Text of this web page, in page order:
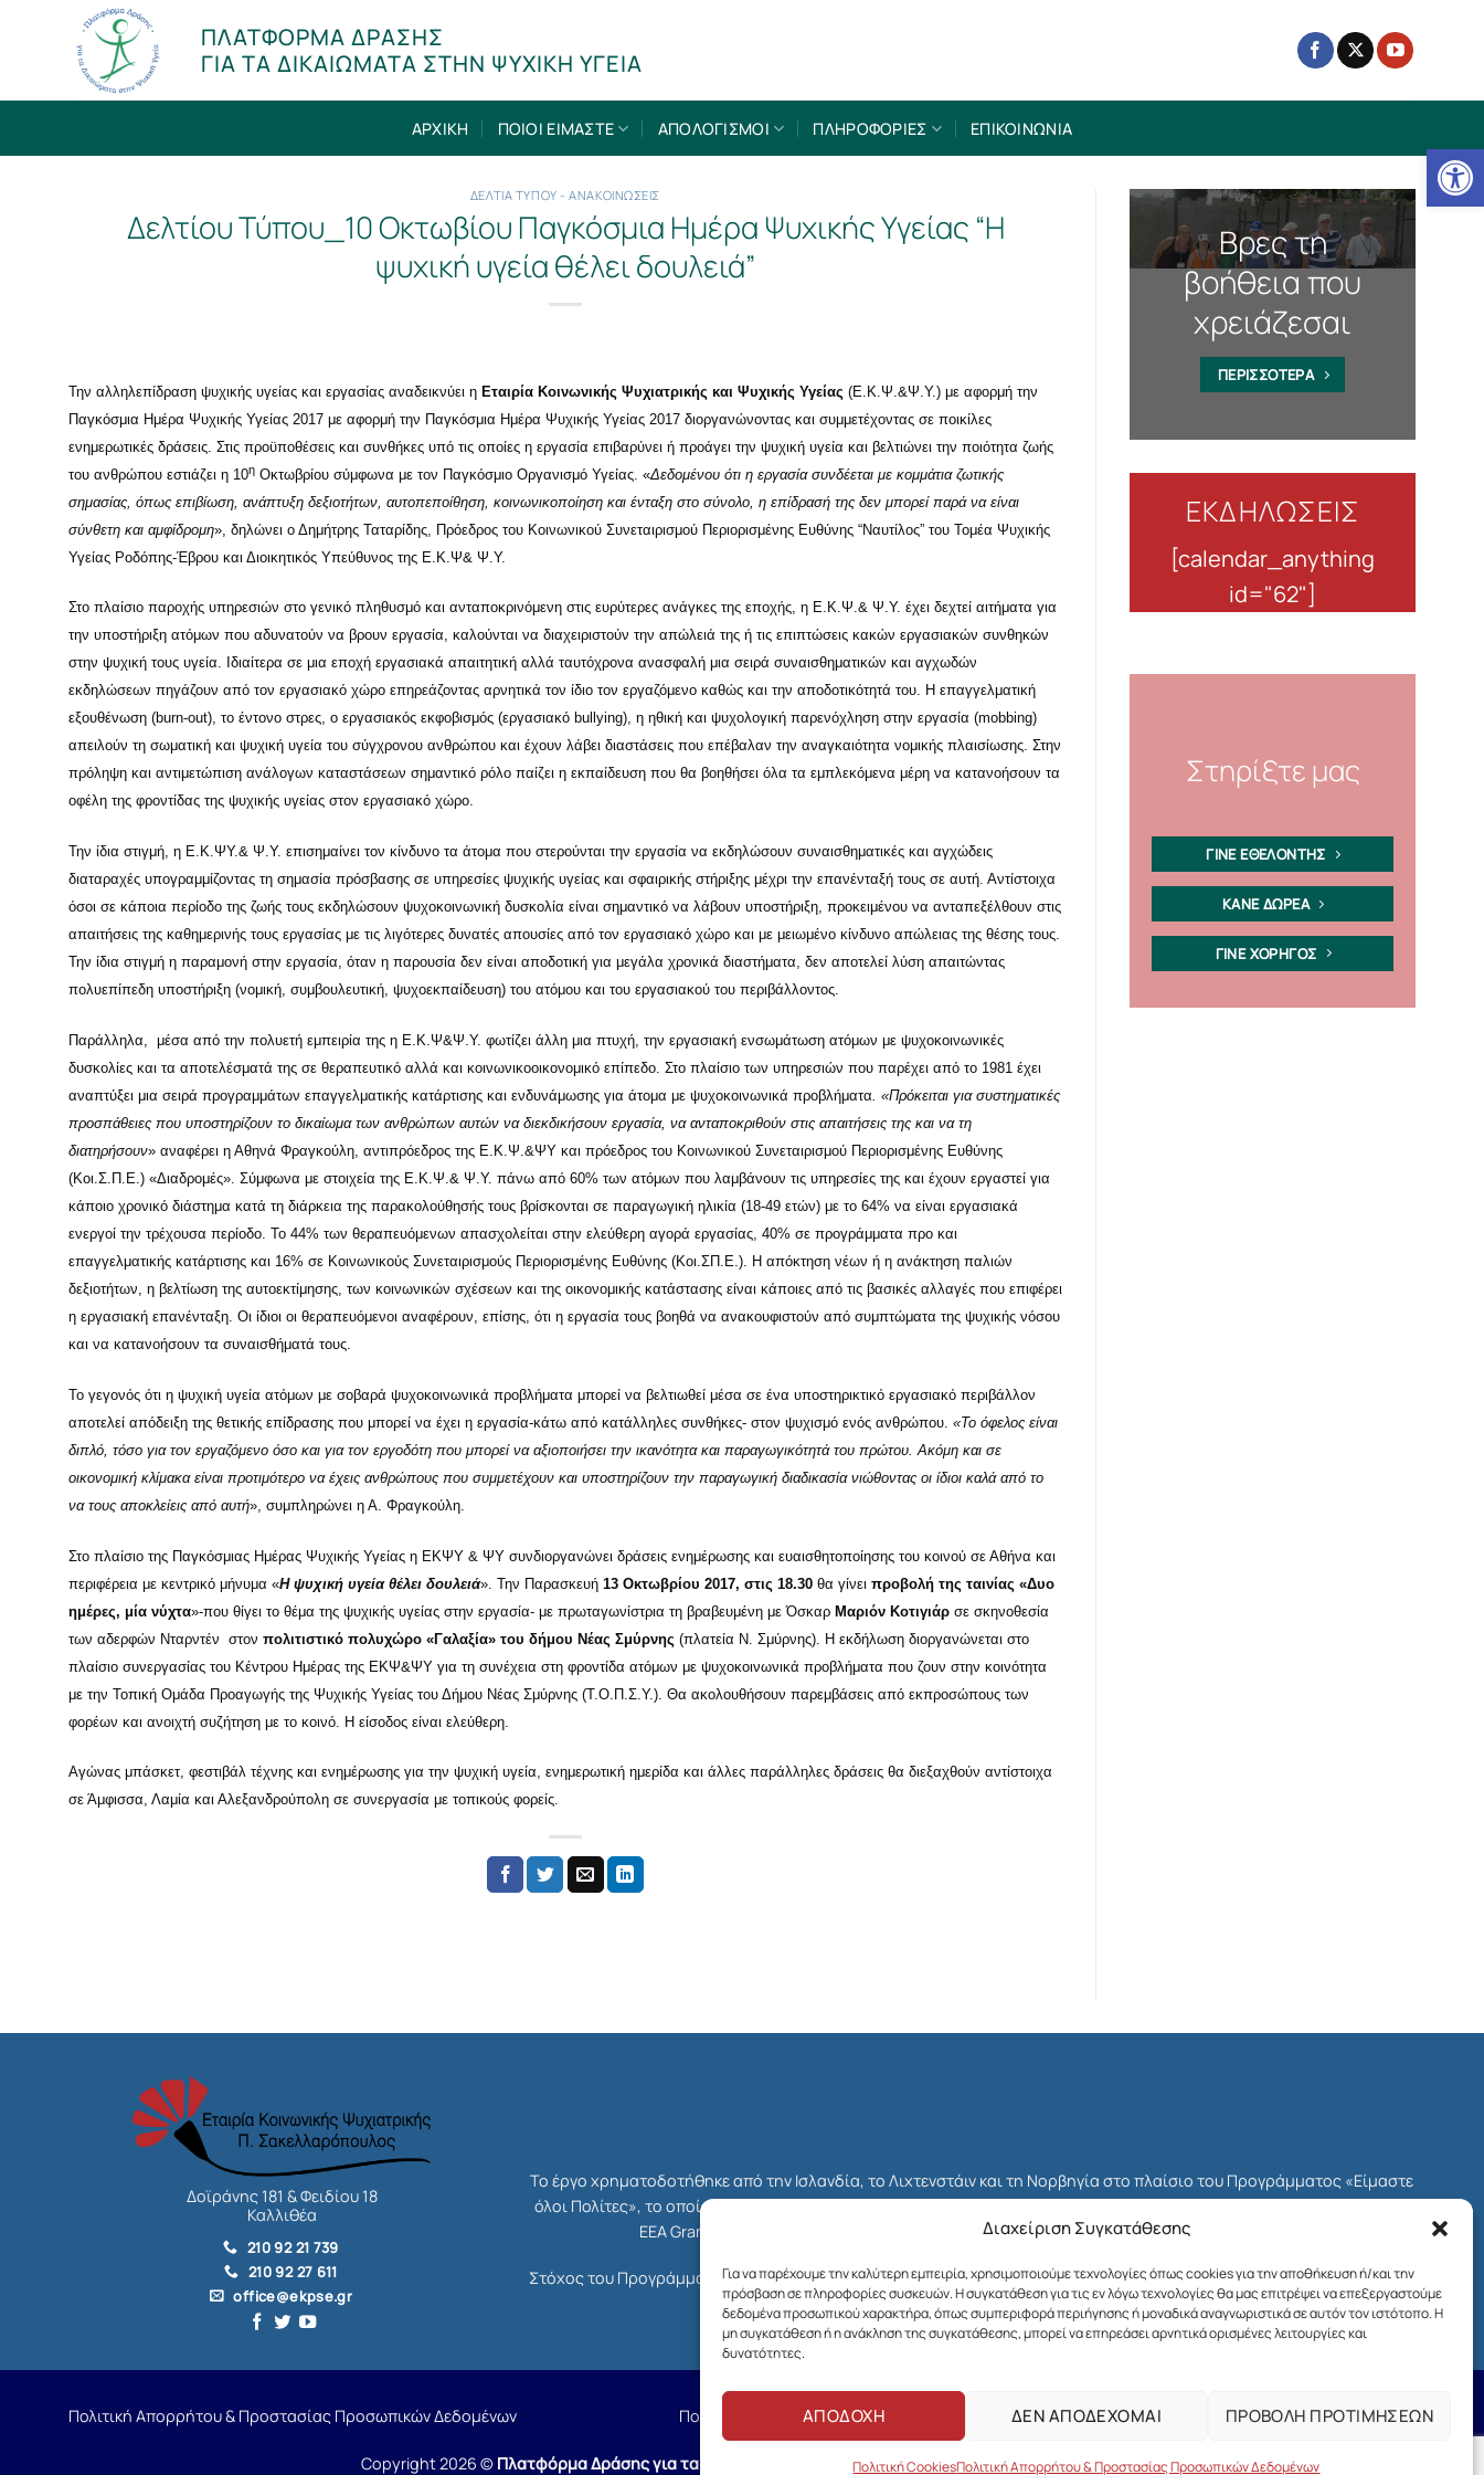
Διαχείριση Συγκατάθεσης
Για να παρέχουμε την καλύτερη εμπειρία, χρησιμοποιούμε τεχνολογίες όπως cookies για την αποθήκευση ή/και την
πρόσβαση σε πληροφορίες συσκευών. Η συγκατάθεση για τις εν λόγω τεχνολογίες θα μας επιτρέψει να επεξεργαστούμε
δεδομένα προσωπικού χαρακτήρα, όπως συμπεριφορά περιήγησης ή μοναδικά αναγνωριστικά σε αυτόν τον ιστότοπο. Η
μη συγκατάθεση ή η ανάκληση της συγκατάθεσης, μπορεί να επηρεάσει αρνητικά ορισμένες λειτουργίες και
δυνατότητες.
ΑΠΟΔΟΧΗ ΔΕΝ ΑΠΟΔΕΧΟΜΑΙ ΠΡΟΒΟΛΗ ΠΡΟΤΙΜΗΣΕΩΝ
Πολιτική CookiesΠολιτική Απορρήτου & Προστασίας Προσωπικών Δεδομένων
περιεχόμενο
ΠΛΑΤΦΟΡΜΑ ΔΡΑΣΗΣ
ΓΙΑ ΤΑ ΔΙΚΑΙΩΜΑΤΑ ΣΤΗΝ ΨΥΧΙΚΗ ΥΓΕΙΑ
ΑΡΧΙΚΗ ΠΟΙΟΙ ΕΙΜΑΣΤΕ ΑΠΟΛΟΓΙΣΜΟΙ ΠΛΗΡΟΦΟΡΙΕΣ ΕΠΙΚΟΙΝΩΝΙΑ
ΔΕΛΤΙΑ ΤΥΠΟΥ - ΑΝΑΚΟΙΝΩΣΕΙΣ
Δελτίου Τύπου_10 Οκτωβίου Παγκόσμια Ημέρα Ψυχικής Υγείας “Η
ψυχική υγεία θέλει δουλειά”
Την αλληλεπίδραση ψυχικής υγείας και εργασίας αναδεικνύει η Εταιρία Κοινωνικής Ψυχιατρικής και Ψυχικής Υγείας (Ε.Κ.Ψ.&Ψ.Υ.) με αφορμή την
Παγκόσμια Ημέρα Ψυχικής Υγείας 2017 με αφορμή την Παγκόσμια Ημέρα Ψυχικής Υγείας 2017 διοργανώνοντας και συμμετέχοντας σε ποικίλες
ενημερωτικές δράσεις . Στις προϋποθέσεις και συνθήκες υπό τις οποίες η εργασία επιβαρύνει ή προάγει την ψυχική υγεία και βελτιώνει την ποιότητα ζωής
του ανθρώπου εστιάζει η 10η Οκτωβρίου σύμφωνα με τον Παγκόσμιο Οργανισμό Υγείας. «Δεδομένου ότι η εργασία συνδέεται με κομμάτια ζωτικής
σημασίας, όπως επιβίωση, ανάπτυξη δεξιοτήτων, αυτοπεποίθηση, κοινωνικοποίηση και ένταξη στο σύνολο, η επίδρασή της δεν μπορεί παρά να είναι
σύνθετη και αμφίδρομη», δηλώνει ο Δημήτρης Ταταρίδης, Πρόεδρος του Κοινωνικού Συνεταιρισμού Περιορισμένης Ευθύνης “Ναυτίλος” του Τομέα Ψυχικής
Υγείας Ροδόπης-Έβρου και Διοικητικός Υπεύθυνος της Ε.Κ.Ψ& Ψ.Υ.
Στο πλαίσιο παροχής υπηρεσιών στο γενικό πληθυσμό και ανταποκρινόμενη στις ευρύτερες ανάγκες της εποχής, η Ε.Κ.Ψ.& Ψ.Υ. έχει δεχτεί αιτήματα για
την υποστήριξη ατόμων που αδυνατούν να βρουν εργασία, καλούνται να διαχειριστούν την απώλειά της ή τις επιπτώσεις κακών εργασιακών συνθηκών
στην ψυχική τους υγεία. Ιδιαίτερα σε μια εποχή εργασιακά απαιτητική αλλά ταυτόχρονα ανασφαλή μια σειρά συναισθηματικών και αγχωδών
εκδηλώσεων πηγάζουν από τον εργασιακό χώρο επηρεάζοντας αρνητικά τον ίδιο τον εργαζόμενο καθώς και την αποδοτικότητά του. Η επαγγελματική
εξουθένωση (burn-out), το έντονο στρες, ο εργασιακός εκφοβισμός (εργασιακό bullying), η ηθική και ψυχολογική παρενόχληση στην εργασία (mobbing)
απειλούν τη σωματική και ψυχική υγεία του σύγχρονου ανθρώπου και έχουν λάβει διαστάσεις που επέβαλαν την αναγκαιότητα νομικής πλαισίωσης. Στην
πρόληψη και αντιμετώπιση ανάλογων καταστάσεων σημαντικό ρόλο παίζει η εκπαίδευση που θα βοηθήσει όλα τα εμπλεκόμενα μέρη να κατανοήσουν τα
οφέλη της φροντίδας της ψυχικής υγείας στον εργασιακό χώρο.
Την ίδια στιγμή, η Ε.Κ.ΨΥ.& Ψ.Υ. επισημαίνει τον κίνδυνο τα άτομα που στερούνται την εργασία να εκδηλώσουν συναισθηματικές και αγχώδεις
διαταραχές υπογραμμίζοντας τη σημασία πρόσβασης σε υπηρεσίες ψυχικής υγείας και σφαιρικής στήριξης μέχρι την επανένταξή τους σε αυτή. Αντίστοιχα
όσοι σε κάποια περίοδο της ζωής τους εκδηλώσουν ψυχοκοινωνική δυσκολία είναι σημαντικό να λάβουν υποστήριξη, προκειμένου να ανταπεξέλθουν στις
απαιτήσεις της καθημερινής τους εργασίας με τις λιγότερες δυνατές απουσίες από τον εργασιακό χώρο και με μειωμένο κίνδυνο απώλειας της θέσης τους.
Την ίδια στιγμή η παραμονή στην εργασία, όταν η παρουσία δεν είναι αποδοτική για μεγάλα χρονικά διαστήματα, δεν αποτελεί λύση απαιτώντας
πολυεπίπεδη υποστήριξη (νομική, συμβουλευτική, ψυχοεκπαίδευση) του ατόμου και του εργασιακού του περιβάλλοντος.
Παράλληλα, μέσα από την πολυετή εμπειρία της η Ε.Κ.Ψ&Ψ.Υ. φωτίζει άλλη μια πτυχή, την εργασιακή ενσωμάτωση ατόμων με ψυχοκοινωνικές
δυσκολίες και τα αποτελέσματά της σε θεραπευτικό αλλά και κοινωνικοοικονομικό επίπεδο. Στο πλαίσιο των υπηρεσιών που παρέχει από το 1981 έχει
αναπτύξει μια σειρά προγραμμάτων επαγγελματικής κατάρτισης και ενδυνάμωσης για άτομα με ψυχοκοινωνικά προβλήματα . «Πρόκειται για συστηματικές
προσπάθειες που υποστηρίζουν το δικαίωμα των ανθρώπων αυτών να διεκδικήσουν εργασία, να ανταποκριθούν στις απαιτήσεις της και να τη
διατηρήσουν» αναφέρει η Αθηνά Φραγκούλη, αντιπρόεδρος της Ε.Κ.Ψ.&ΨΥ και πρόεδρος του Κοινωνικού Συνεταιρισμού Περιορισμένης Ευθύνης
(Κοι.Σ.Π.Ε.) «Διαδρομές». Σύμφωνα με στοιχεία της Ε.Κ.Ψ.& Ψ.Υ. πάνω από 60% των ατόμων που λαμβάνουν τις υπηρεσίες της και έχουν εργαστεί για
κάποιο χρονικό διάστημα κατά τη διάρκεια της παρακολούθησής τους βρίσκονται σε παραγωγική ηλικία (18-49 ετών) με το 64% να είναι εργασιακά
ενεργοί την τρέχουσα περίοδο. Το 44% των θεραπευόμενων απασχολείται στην ελεύθερη αγορά εργασίας, 40% σε προγράμματα προ και
επαγγελματικής κατάρτισης και 16% σε Κοινωνικούς Συνεταιρισμούς Περιορισμένης Ευθύνης (Κοι.ΣΠ.Ε.). Η απόκτηση νέων ή η ανάκτηση παλιών
δεξιοτήτων, η βελτίωση της αυτοεκτίμησης, των κοινωνικών σχέσεων και της οικονομικής κατάστασης είναι κάποιες από τις βασικές αλλαγές που επιφέρει
η εργασιακή επανένταξη. Οι ίδιοι οι θεραπευόμενοι αναφέρουν, επίσης, ότι η εργασία τους βοηθά να ανακουφιστούν από συμπτώματα της ψυχικής νόσου
και να κατανοήσουν τα συναισθήματά τους.
Το γεγονός ότι η ψυχική υγεία ατόμων με σοβαρά ψυχοκοινωνικά προβλήματα μπορεί να βελτιωθεί μέσα σε ένα υποστηρικτικό εργασιακό περιβάλλον
αποτελεί απόδειξη της θετικής επίδρασης που μπορεί να έχει η εργασία-κάτω από κατάλληλες συνθήκες- στον ψυχισμό ενός ανθρώπου. «Το όφελος είναι
διπλό, τόσο για τον εργαζόμενο όσο και για τον εργοδότη που μπορεί να αξιοποιήσει την ικανότητα και παραγωγικότητά του πρώτου. Ακόμη και σε
οικονομική κλίμακα είναι προτιμότερο να έχεις ανθρώπους που συμμετέχουν και υποστηρίζουν την παραγωγική διαδικασία νιώθοντας οι ίδιοι καλά από το
να τους αποκλείεις από αυτή», συμπληρώνει η Α. Φραγκούλη.
Στο πλαίσιο της Παγκόσμιας Ημέρας Ψυχικής Υγείας η ΕΚΨΥ & ΨΥ συνδιοργανώνει δράσεις ενημέρωσης και ευαισθητοποίησης του κοινού σε Αθήνα και
περιφέρεια με κεντρικό μήνυμα «Η ψυχική υγεία θέλει δουλειά». Την Παρασκευή 13 Οκτωβρίου 2017, στις 18.30 θα γίνει προβολή της ταινίας «Δυο
ημέρες, μία νύχτα»-που θίγει το θέμα της ψυχικής υγείας στην εργασία- με πρωταγωνίστρια τη βραβευμένη με Όσκαρ Μαριόν Κοτιγιάρ σε σκηνοθεσία
των αδερφών Νταρντέν στον πολιτιστικό πολυχώρο «Γαλαξία» του δήμου Νέας Σμύρνης (πλατεία Ν. Σμύρνης). Η εκδήλωση διοργανώνεται στο
πλαίσιο συνεργασίας του Κέντρου Ημέρας της ΕΚΨ&ΨΥ για τη συνέχεια στη φροντίδα ατόμων με ψυχοκοινωνικά προβλήματα που ζουν στην κοινότητα
με την Τοπική Ομάδα Προαγωγής της Ψυχικής Υγείας του Δήμου Νέας Σμύρνης (Τ.Ο.Π.Σ.Υ.). Θα ακολουθήσουν παρεμβάσεις από εκπροσώπους των
φορέων και ανοιχτή συζήτηση με το κοινό. Η είσοδος είναι ελεύθερη.
Αγώνας μπάσκετ, φεστιβάλ τέχνης και ενημέρωσης για την ψυχική υγεία, ενημερωτική ημερίδα και άλλες παράλληλες δράσεις θα διεξαχθούν αντίστοιχα
σε Άμφισσα, Λαμία και Αλεξανδρούπολη σε συνεργασία με τοπικούς φορείς.
Βρες τη
βοήθεια που
χρειάζεσαι
ΠΕΡΙΣΣΟΤΕΡΑ
ΕΚΔΗΛΩΣΕΙΣ
[calendar_anything
id="62"]
Στηρίξτε μας
ΓΙΝΕ ΕΘΕΛΟΝΤΗΣ
ΚΑΝΕ ΔΩΡΕΑ
ΓΙΝΕ ΧΟΡΗΓΟΣ
Δοϊράνης 181 & Φειδίου 18
Καλλιθέα
210 92 21 739
210 92 27 611
office@ekpse.gr
Το έργο χρηματοδοτήθηκε από την Ισλανδία, το Λιχτενστάιν και τη Νορβηγία στο πλαίσιο του Προγράμματος «Είμαστε
όλοι Πολίτες», το οποίο ήταν μέρος του συνολικού Χρηματοδοτικού Μηχανισμού του ΕΟΧ για την Ελλάδα, γνωστού ως
EEA Grants. Διαχειριστής Επιχορήγησης του Προγράμματος ήταν το Ίδρυμα Μποδοσάκη.
Στόχος του Προγράμματος ήταν η ενδυνάμωση της κοινωνίας των πολιτών στη χώρα μας και η ενίσχυση της κοινωνικής
δικαιοσύνης, της δημοκρατίας και της βιώσιμης ανάπτυξης.
Πολιτική Απορρήτου & Προστασίας Προσωπικών Δεδομένων Πολιτική Cookies Όροι χρήσης της ιστοσελίδας
Copyright 2026 © Πλατφόρμα Δράσης για τα Δικαιώματα στην Ψυχική Υγεία- Created byMAKEITREAL